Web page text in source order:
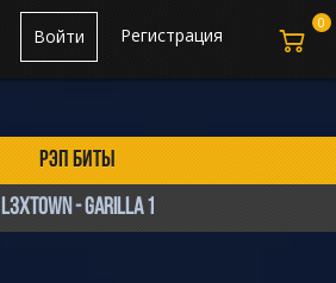
Регистрация
Войти
рэп биты
l3xtown - GARILLA 1
0